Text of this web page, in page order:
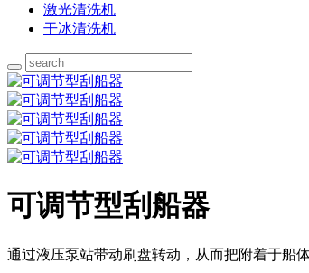
激光清洗机
干冰清洗机
可调节型刮船器
通过液压泵站带动刷盘转动，从而把附着于船